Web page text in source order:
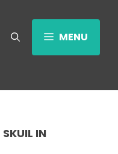
MENU
IN